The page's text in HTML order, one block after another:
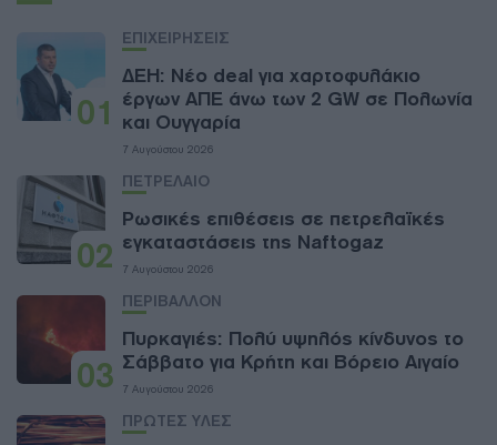
01
ΕΠΙΧΕΙΡΗΣΕΙΣ
ΔΕΗ: Νέο deal για χαρτοφυλάκιο
έργων ΑΠΕ άνω των 2 GW σε Πολωνία
και Ουγγαρία
7 Αυγούστου 2026
02
ΠΕΤΡΕΛΑΙΟ
Ρωσικές επιθέσεις σε πετρελαϊκές
εγκαταστάσεις της Naftogaz
7 Αυγούστου 2026
03
ΠΕΡΙΒΑΛΛΟΝ
Πυρκαγιές: Πολύ υψηλός κίνδυνος το
Σάββατο για Κρήτη και Βόρειο Αιγαίο
7 Αυγούστου 2026
ΠΡΩΤΕΣ ΥΛΕΣ